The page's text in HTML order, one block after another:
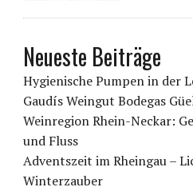
Neueste Beiträge
Hygienische Pumpen in der
Gaudís Weingut Bodegas
Weinregion Rhein-Neckar:
und Fluss
Adventszeit im Rheingau –
Winterzauber